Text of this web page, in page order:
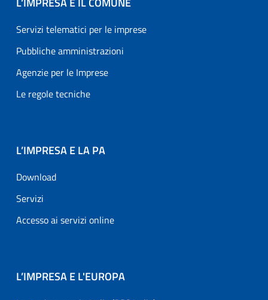
Servizi telematici per le imprese
Pubbliche amministrazioni
Agenzie per le Imprese
Le regole tecniche
L’IMPRESA E LA PA
Download
Servizi
Accesso ai servizi online
L’IMPRESA E L'EUROPA